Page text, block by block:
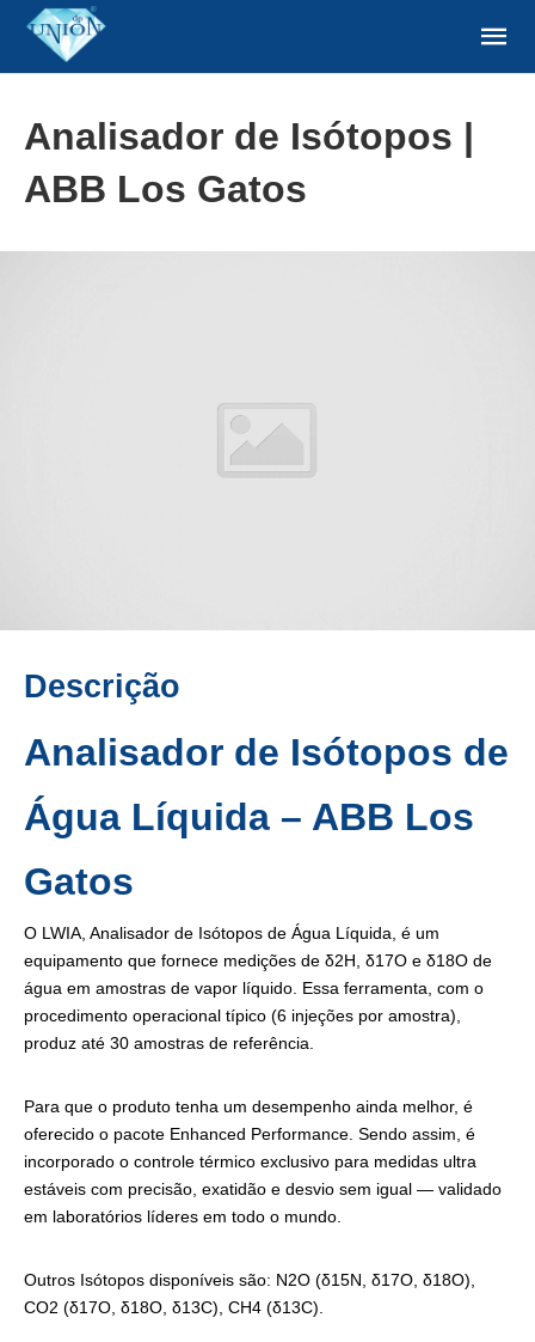
Analisador de Isótopos |
ABB Los Gatos
Descrição
Analisador de Isótopos de
Água Líquida – ABB Los
Gatos
O LWIA, Analisador de Isótopos de Água Líquida, é um
equipamento que fornece medições de δ2H, δ17O e δ18O de
água em amostras de vapor líquido. Essa ferramenta, com o
procedimento operacional típico (6 injeções por amostra),
produz até 30 amostras de referência.
Para que o produto tenha um desempenho ainda melhor, é
oferecido o pacote Enhanced Performance. Sendo assim, é
incorporado o controle térmico exclusivo para medidas ultra
estáveis ​​com precisão, exatidão e desvio sem igual — validado
em laboratórios líderes em todo o mundo.
Outros Isótopos disponíveis são: N2O (δ15N, δ17O, δ18O),
CO2 (δ17O, δ18O, δ13C), CH4 (δ13C).